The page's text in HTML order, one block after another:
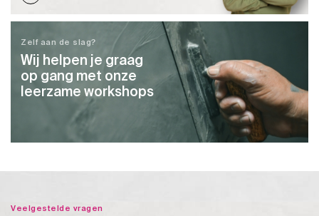
Zelf aan de slag?
Wij helpen je graag
op gang met onze
leerzame workshops
Veelgestelde vragen